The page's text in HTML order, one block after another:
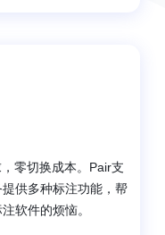
零切换成本。Pair支
供多种标注功能，帮
软件的烦恼。